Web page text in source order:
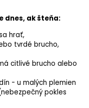
dnes, ak šteňa:
hrať,
tvrdé brucho,
citlivé brucho alebo
- u malých plemien
pokles